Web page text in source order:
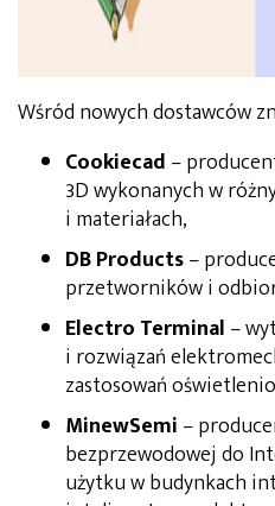
Wśród nowych dostawców
Cookiecad –
3D wykonanych w
i materiałach,
DB Products–
przetworników i
Electro Terminal –
i rozwiązań
zastosowań
MinewSemi –
bezprzewodowej do
użytku w budynkach